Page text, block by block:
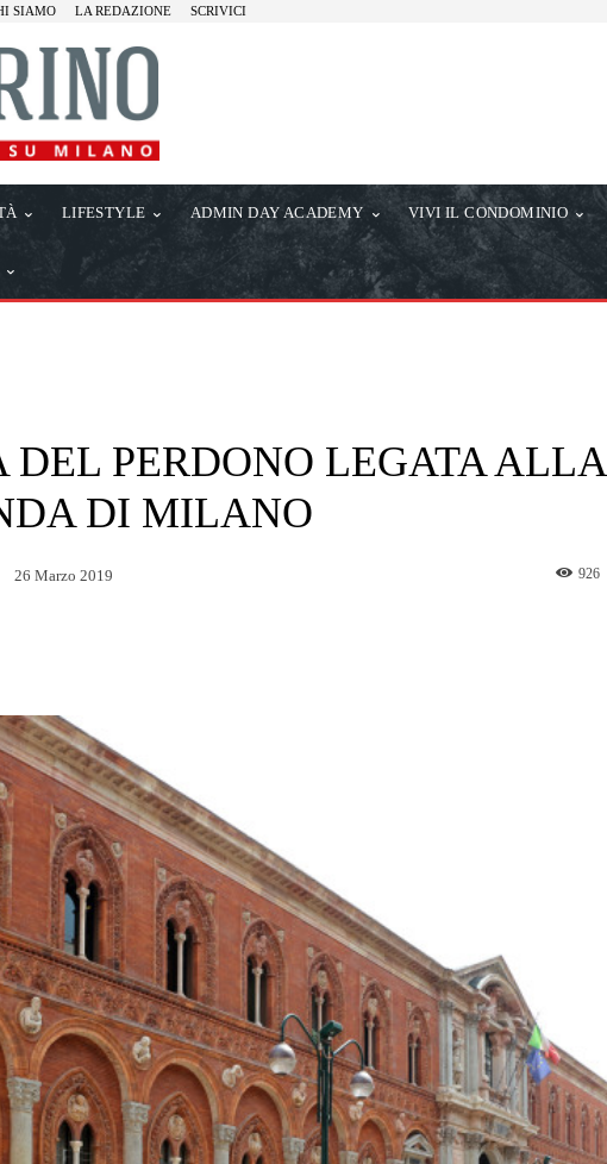
SIAMO LA REDAZIONE SCRIVICI
LIFESTYLE ADMIN DAY ACADEMY VIVI IL CONDOMINIO
DEL PERDONO LEGATA ALLA
DI MILANO
26 Marzo 2019 926